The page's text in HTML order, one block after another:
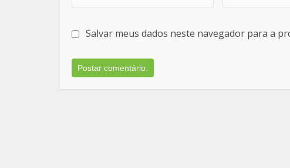
Salvar meus dados neste navegador para a